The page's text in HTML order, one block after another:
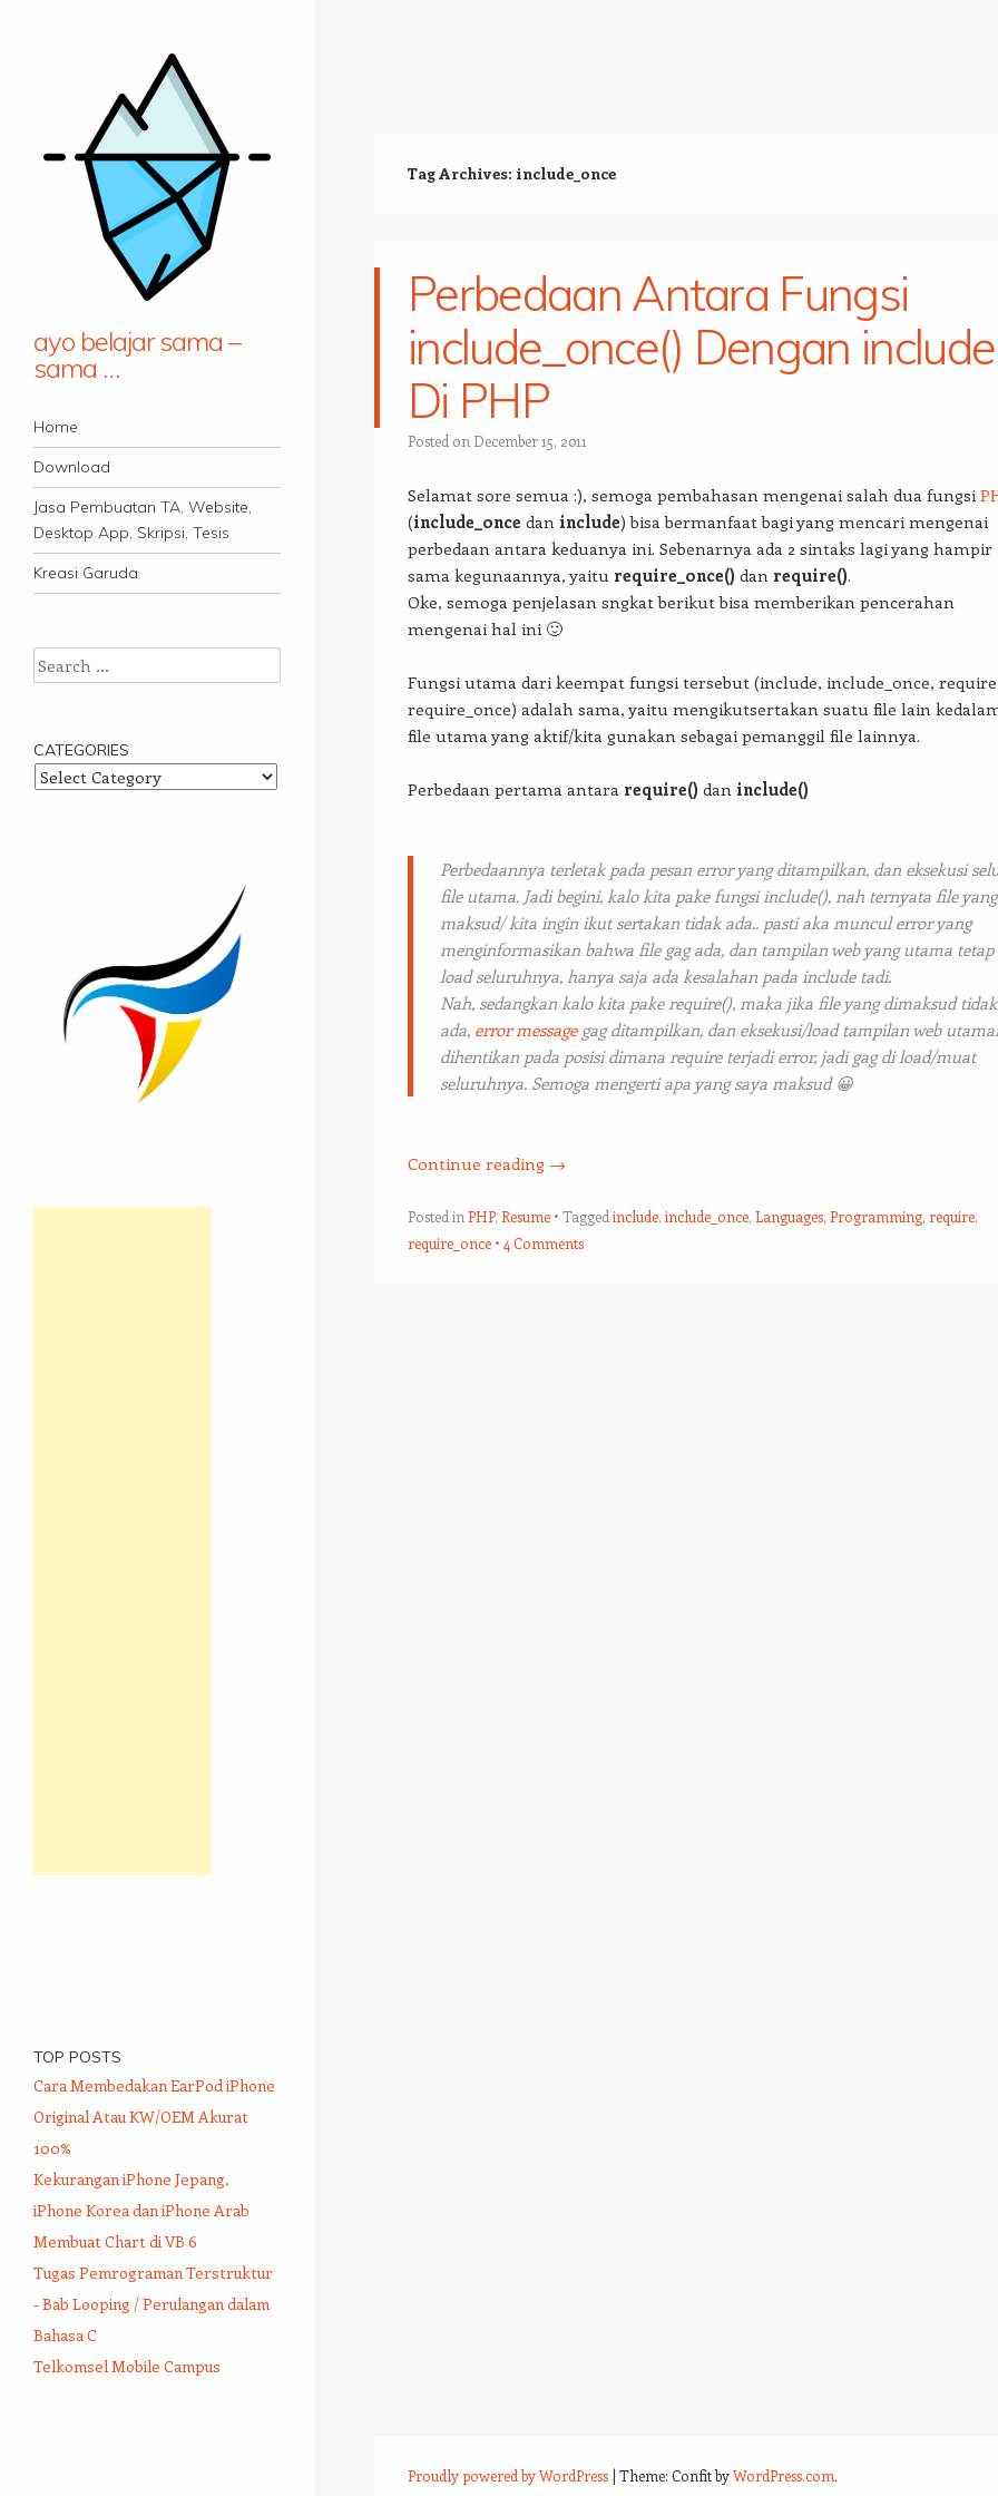
ayo belajar sama –
sama …
Navigation
Skip to content
Home
Download
Jasa Pembuatan TA, Website,
Desktop App, Skripsi, Tesis
Kreasi Garuda
Tag Archives: include_once
Perbedaan Antara Fungsi
include_once() Dengan
Di PHP
Posted on December 15, 2011
Selamat sore semua :), semoga pembahasan mengenai salah dua fungsi
(include_once dan include) bisa bermanfaat bagi yang mencari mengenai
perbedaan antara keduanya ini. Sebenarnya ada 2 sintaks lagi yang hampir
sama kegunaannya, yaitu require_once() dan require().
Oke, semoga penjelasan sngkat berikut bisa memberikan pencerahan
mengenai hal ini 🙂
Fungsi utama dari keempat fungsi tersebut (include, include_once,
require_once) adalah sama, yaitu mengikutsertakan suatu file lain
file utama yang aktif/kita gunakan sebagai pemanggil file lainnya.
Perbedaan pertama antara require() dan include()
Perbedaannya terletak pada pesan error yang ditampilkan, dan eksekusi
file utama. Jadi begini, kalo kita pake fungsi include(), nah ternyata file
maksud/ kita ingin ikut sertakan tidak ada.. pasti aka muncul error yang
menginformasikan bahwa file gag ada, dan tampilan web yang utama tetap
load seluruhnya, hanya saja ada kesalahan pada include tadi.
Nah, sedangkan kalo kita pake require(), maka jika file yang dimaksud tidak
ada, error messagegag ditampilkan, dan eksekusi/load tampilan web
dihentikan pada posisi dimana require terjadi error, jadi gag di load/muat
seluruhnya. Semoga mengerti apa yang saya maksud 😀
Continue reading →
Posted in PHP, Resume Tagged include, include_once, Languages, Programming, require,
require_once
4 Comments
Search
CATEGORIES
Categories
TOP POSTS
Cara Membedakan EarPod iPhone
Original Atau KW/OEM Akurat
100%
Kekurangan iPhone Jepang,
iPhone Korea dan iPhone Arab
Membuat Chart di VB 6
Tugas Pemrograman Terstruktur
- Bab Looping / Perulangan dalam
Bahasa C
Telkomsel Mobile Campus
Proudly powered by WordPress | Theme: Confit byWordPress.com.